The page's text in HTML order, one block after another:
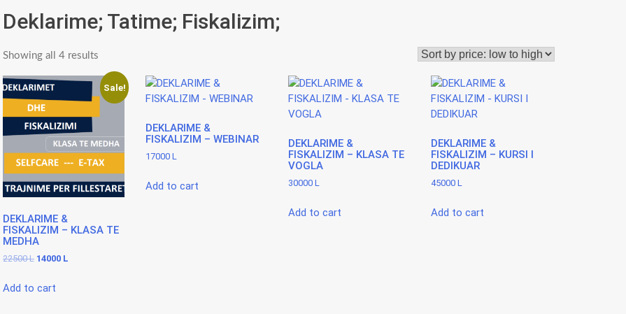
Deklarime; Tatime; Fiskalizim;
Showing all 4 results
by
price:
high
Sale!
DEKLARIME &
FISKALIZIM – KLASA TE
MEDHA
22500L Original
was:
14000 L
Add to cart
DEKLARIME &
FISKALIZIM – WEBINAR
17000 L
Add to cart
DEKLARIME &
FISKALIZIM – KLASA TE
VOGLA
30000 L
Add to cart
DEKLARIME &
FISKALIZIM – KURSI I
DEDIKUAR
45000 L
Add to cart